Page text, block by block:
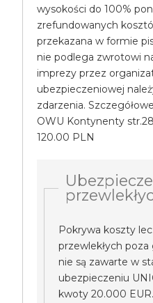
wysokości do 100%
zrefundowanych
przekazana w formie
nie podlega zwrotowi
imprezy przez
ubezpieczeniowej
zdarzenia.
OWU Kontynenty str.28
120.00 PLN
Pokrywa koszty
przewlekłych
nie są zawarte w
ubezpieczeniu
kwoty 20.000 EUR.